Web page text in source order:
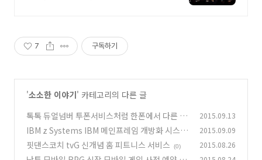
7 구독하기
'소소한 이야기' 카테고리의 다른 글
톡톡 듀얼넘버 투폰서비스처럼 한폰에서 다른 전
화번호 이용하기 (2)
2015.09.13
IBM z Systems IBM 메인프레임 개방화 시스템
리눅스원
(1)
2015.09.09
핏댄스코치 tvG 신개념 홈 피트니스 서비스 (0) 2015.08.26